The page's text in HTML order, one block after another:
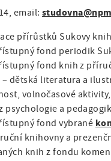
email:
přírůstků Sukovy
fond periodik
fond knih z
dětská literatura a
volnočasové
psychologie a
fond vybrané
knihovny a
knih z fondu